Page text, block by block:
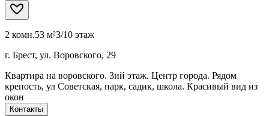
2 комн.53 м²3/10 этаж
г. Брест, ул. Воровского, 29
Квартира на воровского. 3ий этаж. Центр города. Рядом
крепость, ул Советская, парк, садик, школа. Красивый вид из
окон
Контакты